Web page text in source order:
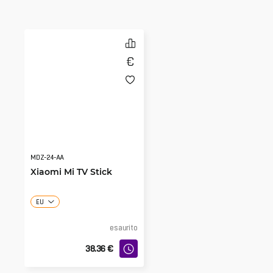
MDZ-24-AA
Xiaomi Mi TV Stick
EU
esaurito
38.36 €